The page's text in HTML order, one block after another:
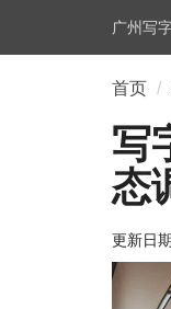
广州写
首页
写
态
更新日期